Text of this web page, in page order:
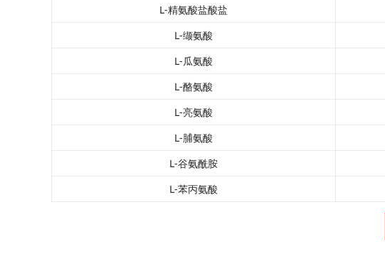
L-精氨酸盐酸盐
L-缬氨酸
L-瓜氨酸
L-酪氨酸
L-亮氨酸
L-脯氨酸
L-谷氨酰胺
L-苯丙氨酸